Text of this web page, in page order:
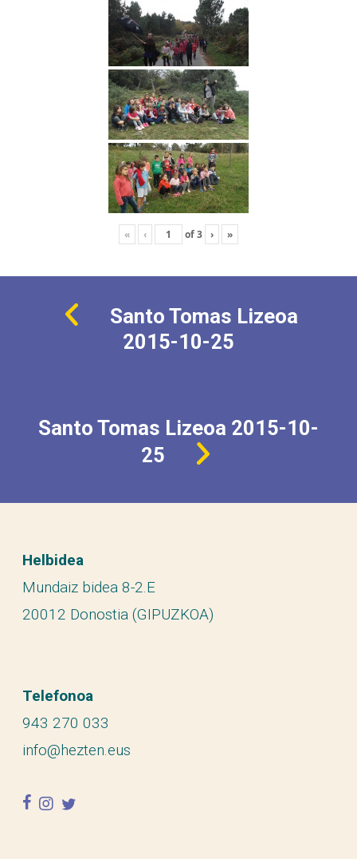
« ‹ of3 › »
Santo Tomas Lizeoa
2015-10-25
Santo Tomas Lizeoa 2015-10-
25
Helbidea
Mundaiz bidea 8-2.E
20012 Donostia (GIPUZKOA)
Telefonoa
943 270 033
info@hezten.eus
facebook
instagram
twitter